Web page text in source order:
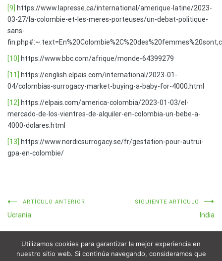
[9]
https://www.lapresse.ca/international/amerique-latine/2023-
03-27/la-colombie-et-les-meres-porteuses/un-debat-politique-
sans-
[10] https://www.bbc.com/afrique/monde-64399279
[11]
https://english.elpais.com/international/2023-01-
04/colombias-surrogacy-market-buying-a-baby-for-4000.html
[12]
https://elpais.com/america-colombia/2023-01-03/el-
mercado-de-los-vientres-de-alquiler-en-colombia-un-bebe-a-
4000-dolares.html
[13]
https://www.nordicsurrogacy.se/fr/gestation-pour-autrui-
gpa-en-colombie/
Navegación
entradas
ARTÍCULO ANTERIOR
Ucrania
SIGUIENTE ARTÍCULO
India
Utilizamos cookies para garantizar la mejor experiencia en
nuestro sitio web. Si continúa navegando, consideramos que